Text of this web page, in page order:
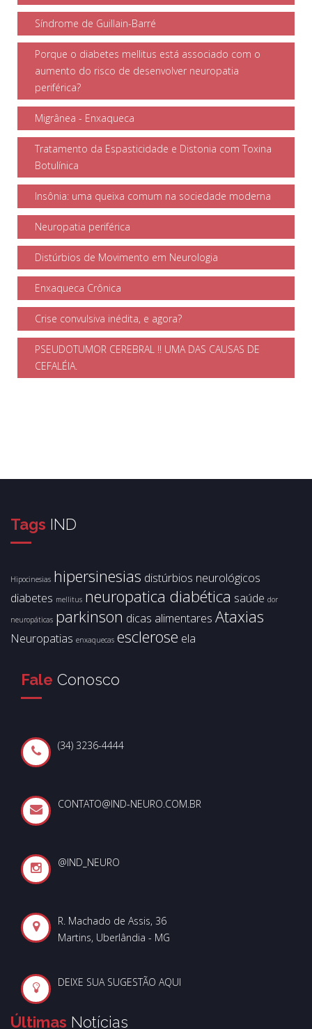
Síndrome de Guillain-Barré
Porque o diabetes mellitus está associado com o
aumento do risco de desenvolver neuropatia
periférica?
Migrânea - Enxaqueca
Tratamento da Espasticidade e Distonia com Toxina
Botulínica
Insônia: uma queixa comum na sociedade moderna
Neuropatia periférica
Distúrbios de Movimento em Neurologia
Enxaqueca Crônica
Crise convulsiva inédita, e agora?
PSEUDOTUMOR CEREBRAL !! UMA DAS CAUSAS DE
CEFALÉIA.
Tags IND
Hipocinesias hipersinesias distúrbios neurológicos
diabetes mellitus neuropatica diabética saúde dor
neuropáticas parkinson dicas alimentares Ataxias
Neuropatias enxaquecas esclerose ela
Fale Conosco
(34) 3236-4444
CONTATO@IND-NEURO.COM.BR
@IND_NEURO
R. Machado de Assis, 36
Martins, Uberlândia - MG
DEIXE SUA SUGESTÃO AQUI
Últimas Notícias